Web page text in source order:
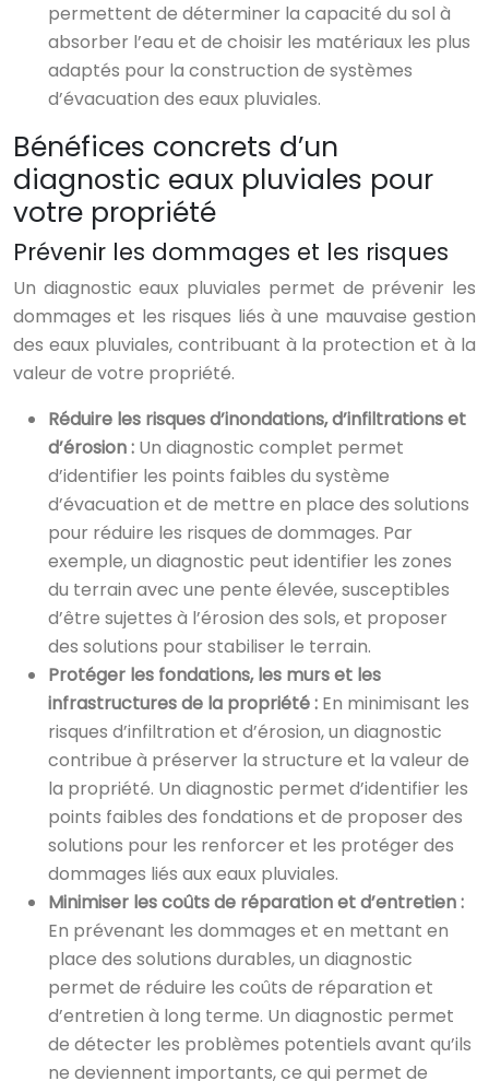
permettent de déterminer la capacité du sol à
absorber l’eau et de choisir les matériaux les plus
adaptés pour la construction de systèmes
d’évacuation des eaux pluviales.
Bénéfices concrets d’un
diagnostic eaux pluviales pour
votre propriété
Prévenir les dommages et les risques
Un diagnostic eaux pluviales permet de prévenir les
dommages et les risques liés à une mauvaise gestion
des eaux pluviales, contribuant à la protection et à la
valeur de votre propriété.
Réduire les risques d’inondations, d’infiltrations et
d’érosion : Un diagnostic complet permet
d’identifier les points faibles du système
d’évacuation et de mettre en place des solutions
pour réduire les risques de dommages. Par
exemple, un diagnostic peut identifier les zones
du terrain avec une pente élevée, susceptibles
d’être sujettes à l’érosion des sols, et proposer
des solutions pour stabiliser le terrain.
Protéger les fondations, les murs et les
infrastructures de la propriété : En minimisant les
risques d’infiltration et d’érosion, un diagnostic
contribue à préserver la structure et la valeur de
la propriété. Un diagnostic permet d’identifier les
points faibles des fondations et de proposer des
solutions pour les renforcer et les protéger des
dommages liés aux eaux pluviales.
Minimiser les coûts de réparation et d’entretien :
En prévenant les dommages et en mettant en
place des solutions durables, un diagnostic
permet de réduire les coûts de réparation et
d’entretien à long terme. Un diagnostic permet
de détecter les problèmes potentiels avant qu’ils
ne deviennent importants, ce qui permet de